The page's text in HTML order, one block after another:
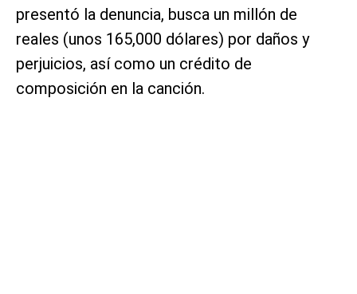
presentó la denuncia, busca un millón de
reales (unos 165,000 dólares) por daños y
perjuicios, así como un crédito de
composición en la canción.